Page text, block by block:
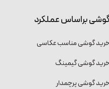
براساس عملکرد
گوشی مناسب عکاسی
گوشی گیمینگ
گوشی پرچمدار